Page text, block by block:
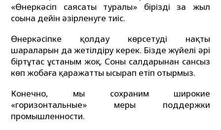
«Өнеркәсіп саясаты туралы» бірізді заң жыл
соңына дейін әзірленуге тиіс.
Өнеркәсіпке қолдау көрсетудің нақты
шараларын да жетілдіру керек. Бізде жүйелі әрі
біртұтас ұстаным жоқ. Соның салдарынан сансыз
көп жобаға қаражатты ысырап етіп отырмыз.
Конечно, мы сохраним широкие
«горизонтальные» меры поддержки
промышленности.